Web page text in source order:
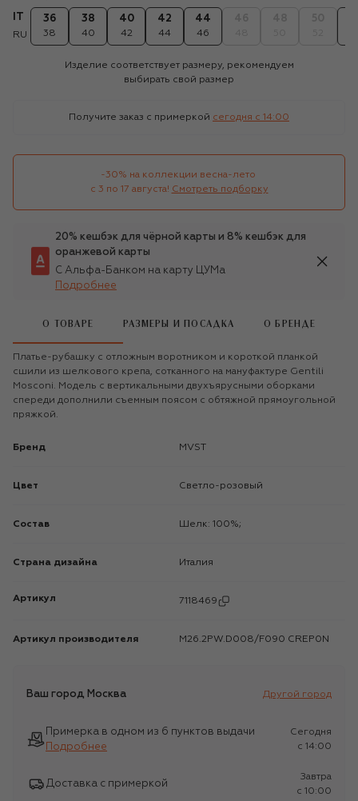
RU
36
38
38
40
40
42
42
44
44
46
Изделие соответствует размеру, рекомендуем
выбирать свой размер
Получите заказ с примеркой сегодня c 14:00
-30% на коллекции весна-лето
с 3 по 17 августа! Смотреть подборку
20% кешбэк для чёрной карты и 8% кешбэк для
оранжевой карты
С Альфа-Банком на карту ЦУМа
Подробнее
О ТОВАРЕ РАЗМЕРЫ И ПОСАДКА О БРЕНДЕ
Платье-рубашку с отложным воротником и короткой планкой
сшили из шелкового крепа, сотканного на мануфактуре Gentili
Mosconi. Модель с вертикальными двухъярусными оборками
спереди дополнили съемным поясом с обтяжной прямоугольной
пряжкой.
Бренд MVST
Цвет Светло-розовый
Состав Шелк: 100%;
Страна дизайна Италия
Артикул 7118469
Артикул производителя M26.2PW.D008/F090 CREP0N
Ваш город Москва Другой город
Примерка в одном из 6 пунктов выдачи
Подробнее
Сегодня
c 14:00
Доставка с примеркой
Завтра
c 10:00